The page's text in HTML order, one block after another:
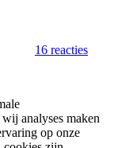
16 reacties
analyses maken
op onze